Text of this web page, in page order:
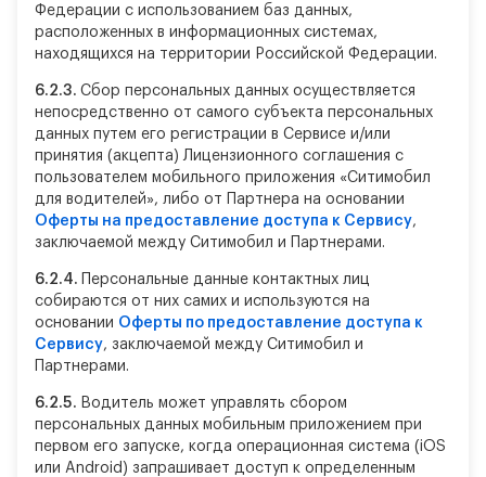
Федерации с использованием баз данных,
расположенных в информационных системах,
находящихся на территории Российской Федерации.
6.2.3. Сбор персональных данных осуществляется
непосредственно от самого субъекта персональных
данных путем его регистрации в Сервисе и/или
принятия (акцепта) Лицензионного соглашения с
пользователем мобильного приложения «Ситимобил
для водителей», либо от Партнера на основании
Оферты на предоставление доступа к Сервису,
заключаемой между Ситимобил и Партнерами.
6.2.4.
Персональные данные контактных лиц
собираются от них самих и используются на
основании Оферты по предоставление доступа к
Сервису, заключаемой между Ситимобил и
Партнерами.
6.2.5. Водитель может управлять сбором
персональных данных мобильным приложением при
первом его запуске, когда операционная система (iOS
или Android) запрашивает доступ к определенным